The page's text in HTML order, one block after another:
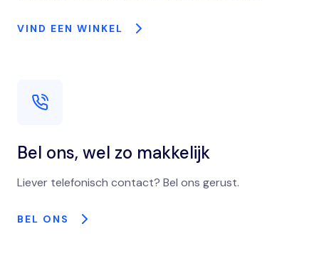
VIND EEN WINKEL
Bel ons, wel zo makkelijk
Liever telefonisch contact? Bel ons gerust.
BEL ONS